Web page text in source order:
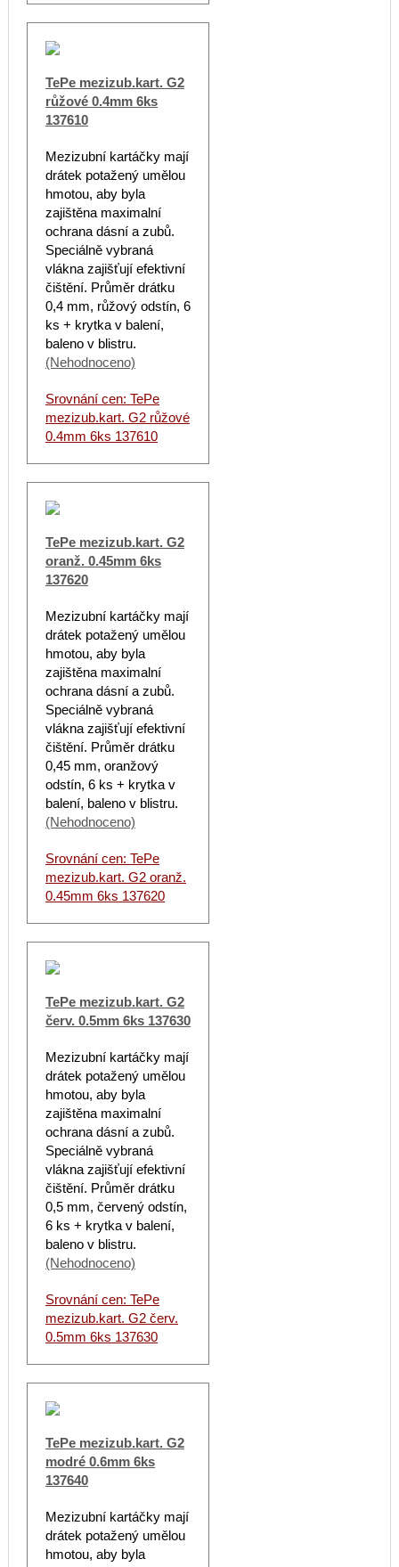
TePe mezizub.kart. G2
růžové 0.4mm 6ks
137610
Mezizubní kartáčky mají
drátek potažený umělou
hmotou, aby byla
zajištěna maximalní
ochrana dásní a zubů.
Speciálně vybraná
vlákna zajišťují efektivní
čištění. Průměr drátku
0,4 mm, růžový odstín, 6
ks + krytka v balení,
baleno v blistru.
(Nehodnoceno)
Srovnání cen: TePe
mezizub.kart. G2 růžové
0.4mm 6ks 137610
TePe mezizub.kart. G2
oranž. 0.45mm 6ks
137620
Mezizubní kartáčky mají
drátek potažený umělou
hmotou, aby byla
zajištěna maximalní
ochrana dásní a zubů.
Speciálně vybraná
vlákna zajišťují efektivní
čištění. Průměr drátku
0,45 mm, oranžový
odstín, 6 ks + krytka v
balení, baleno v blistru.
(Nehodnoceno)
Srovnání cen: TePe
mezizub.kart. G2 oranž.
0.45mm 6ks 137620
TePe mezizub.kart. G2
červ. 0.5mm 6ks 137630
Mezizubní kartáčky mají
drátek potažený umělou
hmotou, aby byla
zajištěna maximalní
ochrana dásní a zubů.
Speciálně vybraná
vlákna zajišťují efektivní
čištění. Průměr drátku
0,5 mm, červený odstín,
6 ks + krytka v balení,
baleno v blistru.
(Nehodnoceno)
Srovnání cen: TePe
mezizub.kart. G2 červ.
0.5mm 6ks 137630
TePe mezizub.kart. G2
modré 0.6mm 6ks
137640
Mezizubní kartáčky mají
drátek potažený umělou
hmotou, aby byla